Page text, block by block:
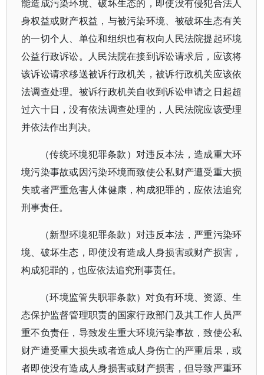
能造成污染环境、破坏生态的，即使没有侵犯合法人
身权益或财产权益，与被污染环境、被破坏生态有关
的一切个人、单位和组织也有权向人民法院提起环境
公益行政诉讼。人民法院在接到诉讼请求后，应该将
该诉讼请求移送被诉行政机关，被诉行政机关应该依
法调查处理。被诉行政机关自收到诉讼申请之日起超
过六十日，没有依法调查处理的，人民法院应该受理
并依法作出判决。
（传统环境犯罪条款）对违反本法，造成重大环
境污染事故或因污染环境而致使公私财产遭受重大损
失或者严重危害人体健康，构成犯罪的，应依法追究
刑事责任。
（新型环境犯罪条款）对违反本法，严重污染环
境、破坏生态，即使没有造成人身损害或财产损害，
构成犯罪的，也应依法追究刑事责任。
（环境监管失职罪条款）对负有环境、资源、生
态保护监督管理职责的国家行政部门及其工作人员严
重不负责任，导致发生重大环境污染事故，致使公私
财产遭受重大损失或者造成人身伤亡的严重后果，或
者即使没有造成人身损害或财产损害，但导致严重环